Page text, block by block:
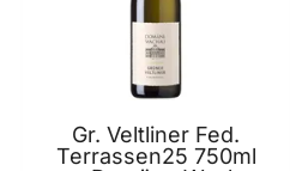
Gr. Veltliner Fed.
Terrassen25 750ml